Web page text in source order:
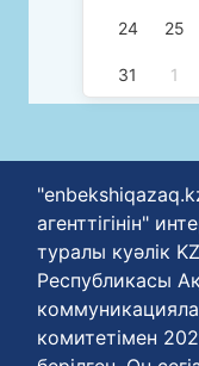
24 25
31 1
агенттігінін"
туралы куәлік
Республикасы
комитетімен